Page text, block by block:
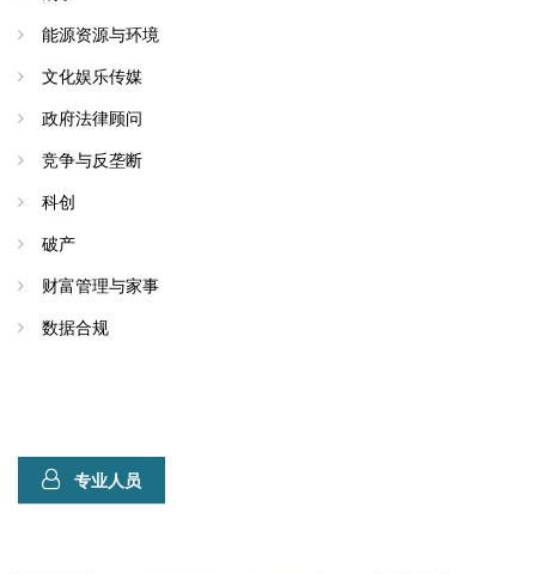
能源资源与环境
文化娱乐传媒
政府法律顾问
竞争与反垄断
科创
破产
财富管理与家事
数据合规
专业人员